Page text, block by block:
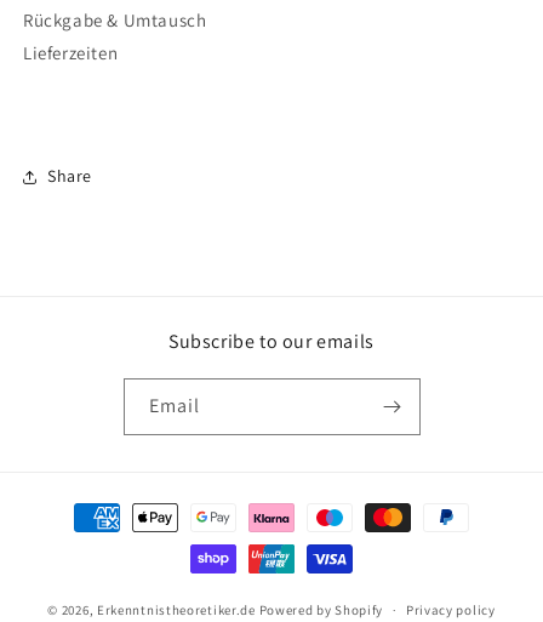
Rückgabe & Umtausch
Lieferzeiten
Share
Subscribe to our emails
Email
Payment
methods
© 2026, Erkenntnistheoretiker.de Powered by Shopify Privacy policy